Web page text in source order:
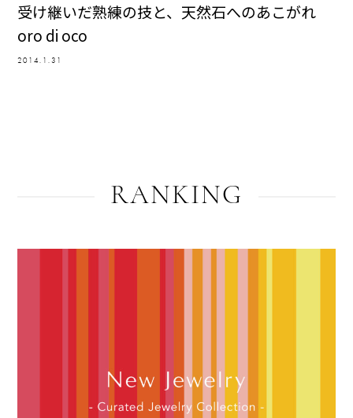
受け継いだ熟練の技と、天然石へのあこがれ
oro di oco
2014.1.31
RANKING